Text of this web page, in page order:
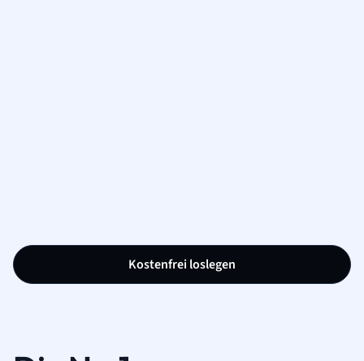
Kostenfrei loslegen